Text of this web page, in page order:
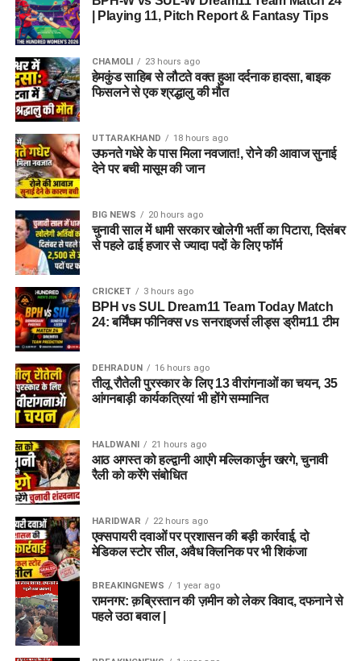
| Playing 11, Pitch Report & Fantasy Tips
CHAMOLI 23 hours ago
हेमकुंड साहिब से लौटते वक्त हुआ दर्दनाक हादसा, बाइक
फिसलने से एक श्रद्धालु की मौत
UTTARAKHAND 18 hours ago
उफनते गधेरे के पास मिला नवजात!, रोने की आवाज सुनाई
देने पर बची मासूम की जान
BIG NEWS 20 hours ago
चुनावी साल में धामी सरकार खोलेगी भर्ती का पिटारा, दिसंबर
से पहले ढाई हजार से ज्यादा पदों के लिए फॉर्म
CRICKET 3 hours ago
BPH vs SUL Dream11 Team Today Match
24: बर्मिंघम फीनिक्स vs सनराइजर्स लीड्स ड्रीम11 टीम
DEHRADUN 16 hours ago
तीलू रौतेली पुरस्कार के लिए 13 वीरांगनाओं का चयन, 35
आंगनबाड़ी कार्यकत्रियां भी होंगे सम्मानित
HALDWANI 21 hours ago
आठ अगस्त को हल्द्वानी आएंगे मल्लिकार्जुन खरगे, चुनावी
रैली को करेंगे संबोधित
HARIDWAR 22 hours ago
एक्सपायरी दवाओं पर प्रशासन की बड़ी कार्रवाई, दो
मेडिकल स्टोर सील, अवैध क्लिनिक पर भी शिकंजा
BREAKINGNEWS 1 year ago
रामनगर: क़ब्रिस्तान की ज़मीन को लेकर विवाद, दफनाने से
पहले उठा बवाल |